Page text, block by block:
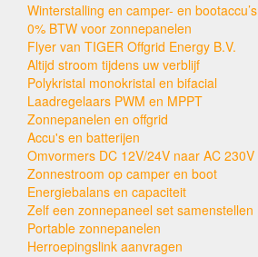
Winterstalling en camper- en bootaccu’s
0% BTW voor zonnepanelen
Flyer van TIGER Offgrid Energy B.V.
Altijd stroom tijdens uw verblijf
Polykristal monokristal en bifacial
Laadregelaars PWM en MPPT
Zonnepanelen en offgrid
Accu's en batterijen
Omvormers DC 12V/24V naar AC 230V
Zonnestroom op camper en boot
Energiebalans en capaciteit
Zelf een zonnepaneel set samenstellen
Portable zonnepanelen
Herroepingslink aanvragen